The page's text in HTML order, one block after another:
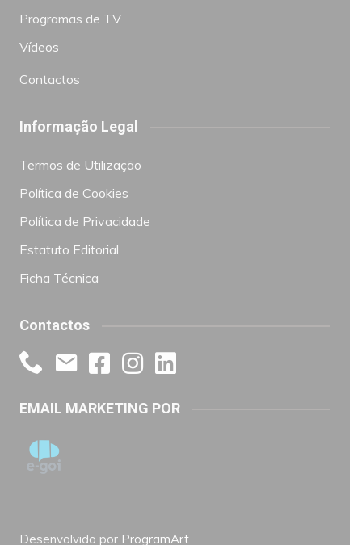
Programas de TV
Vídeos
Contactos
Informação Legal
Termos de Utilização
Política de Cookies
Política de Privacidade
Estatuto Editorial
Ficha Técnica
Contactos
EMAIL MARKETING POR
Desenvolvido por ProgramArt